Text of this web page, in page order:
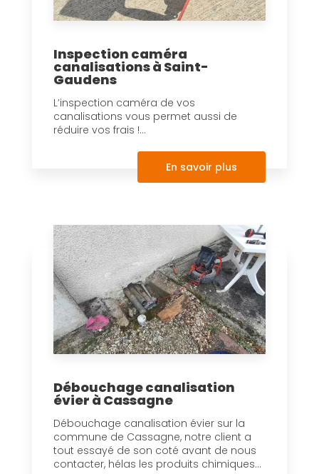
Inspection caméra
canalisations à Saint-
Gaudens
L’inspection caméra de vos
canalisations vous permet aussi de
réduire vos frais !...
En savoir plus
Débouchage canalisation
évier à Cassagne
Débouchage canalisation évier sur la
commune de Cassagne, notre client a
tout essayé de son coté avant de nous
contacter, hélas les produits chimiques...